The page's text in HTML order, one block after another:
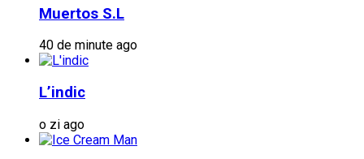
Muertos S.L
40 de minute ago
L’indic
o zi ago